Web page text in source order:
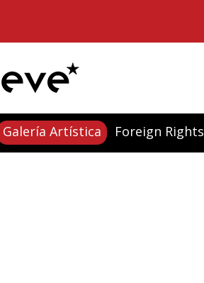
Galería Artística Foreign Rights